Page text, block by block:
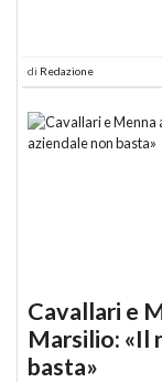
di Redazione
Cavallari e
Marsilio: «Il
basta»